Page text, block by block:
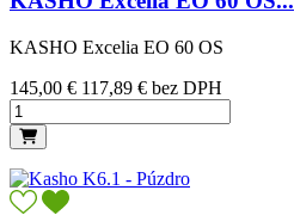
KASHO Excelia EO 60 OS
Cena
145,00 € 117,89 € bez DPH